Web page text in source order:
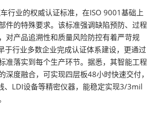
行业的权威认证标准，在ISO 9001基础上
件的特殊要求。该标准强调缺陷预防、过程
对产品追溯性和质量风险防控有着严苛规
于行业多数企业完成认证体系建设，更通过
准落实到每个生产环节。据悉，其智能工程
深度融合，可实现四层板48小时快速交付，
、LDI设备等精密仪器，能稳定实现3/3mil